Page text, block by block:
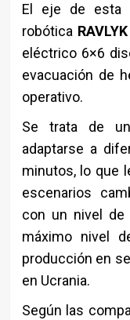
El eje de esta
robótica
eléctrico 6×6
evacuación de
operativo.
Se trata de
adaptarse a
minutos, lo que
escenarios
con un nivel de
máximo nivel
producción en
en Ucrania.
Según las